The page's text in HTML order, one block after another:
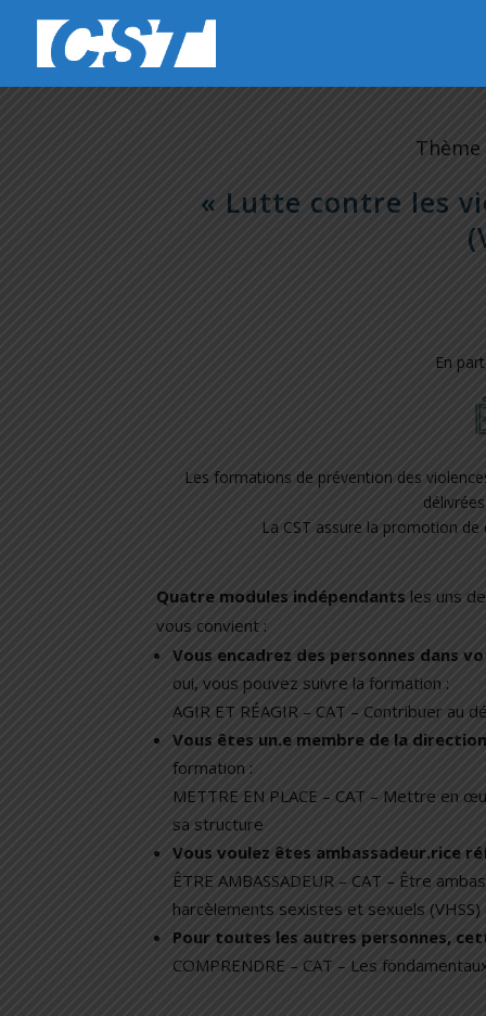
« Lutte contre les
En
Les formations de prévention des
La CST assure la promotion
Quatre modules indépendants les uns
vous convient :
Vous encadrez des personnes dans
oui, vous pouvez suivre la formation :
AGIR ET RÉAGIR – CAT – Contribuer
Vous êtes un.e membre de la
formation :
METTRE EN PLACE – CAT – Mettre en
sa structure
Vous voulez êtes ambassadeur.rice
ÊTRE AMBASSADEUR – CAT – Être
harcèlements sexistes et sexuels
Pour toutes les autres personnes,
COMPRENDRE – CAT – Les